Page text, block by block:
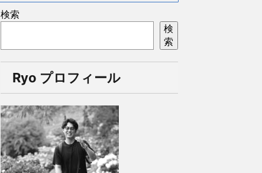
検索
検
索
Ryo プロフィール